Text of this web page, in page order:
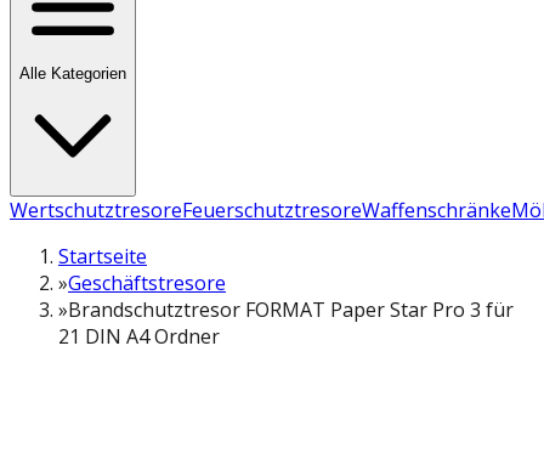
Alle Kategorien
WertschutztresoreFeuerschutztresoreWaffenschränke
Startseite
»Geschäftstresore
»Brandschutztresor FORMAT Paper Star Pro 3 für
21 DIN A4 Ordner